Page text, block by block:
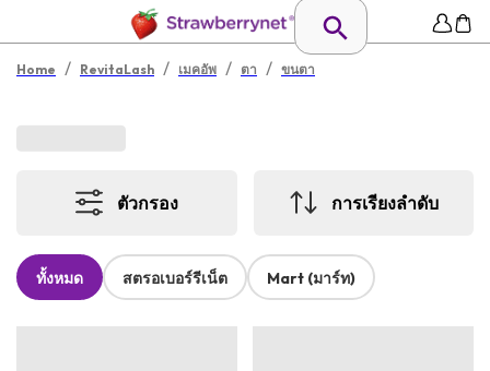
Home / RevitaLash / เมคอัพ / ตา / ขนตา
ตัวกรอง การเรียงลำดับ
ทั้งหมด สตรอเบอร์รีเน็ต Mart (มาร์ท)